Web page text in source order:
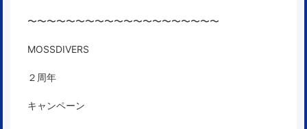
〜〜〜〜〜〜〜〜〜〜〜〜〜〜〜〜〜〜〜〜
MOSSDIVERS
２周年
キャンペーン